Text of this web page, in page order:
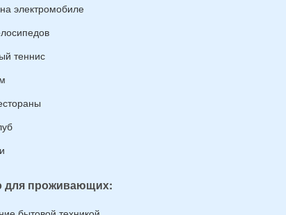
электромобиле
теннис
для проживающих: